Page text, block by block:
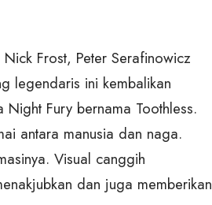
Frost, Peter Serafinowicz
legendaris ini kembalikan
Fury bernama Toothless.
antara manusia dan naga.
Visual canggih
dan juga memberikan